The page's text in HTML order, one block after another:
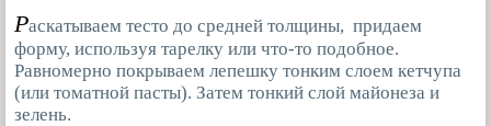
Раскатываем тесто до средней толщины, придаем
форму, используя тарелку или что-то подобное.
Равномерно покрываем лепешку тонким слоем кетчупа
(или томатной пасты). Затем тонкий слой майонеза и
зелень.